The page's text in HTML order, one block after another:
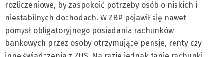
rozliczeniowe, by zaspokoić potrzeby osób o niskich i
niestabilnych dochodach. W ZBP pojawił się nawet
pomysł obligatoryjnego posiadania rachunków
bankowych przez osoby otrzymujące pensje, renty czy